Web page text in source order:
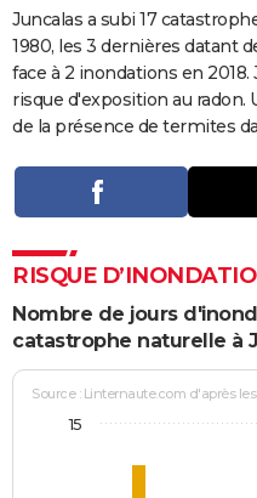
Dictionnaire
Biographies
Citations
Expressions
Proverbes
PROGRAMME TV
COPAINS D'AVANT
S'inscrire
Se connecter
Lycées
Collèges
Primaires
Universités
Entreprises
Service militaire
Avis de recherche
AVIS DE DÉCÈS
Bricolage
Lifestyle
Culture
Sport
Auto
Television
Voyage
Cinema
Juncalas a subi 17
1980, les 3 dernières datant
face à 2 inondations en
risque d'exposition au radon.
de la présence de termites
RISQUE
Nombre de jours
catastrophe naturelle à
Source : Linternaute.com d'après
15